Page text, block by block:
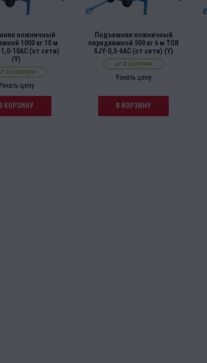
ножничный
1000 кг 10 м
1,0-10AC (от сети)
(Y)
в наличии
цену
В КОРЗИНУ
Подъемник ножничный
передвижной 500 кг 6 м TOR
SJY-0,5-6AC (от сети) (Y)
в наличии
Узнать цену
В КОРЗИНУ